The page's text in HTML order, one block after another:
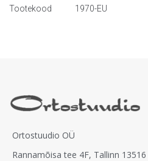
Tootekood 1970-EU
Ortostuudio OÜ
Rannamõisa tee 4F, Tallinn 13516